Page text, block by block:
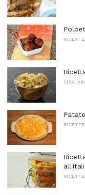
CIBO